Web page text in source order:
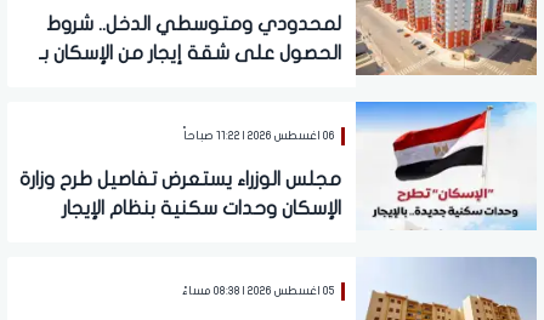
لمحدودي ومتوسطي الدخل.. شروط
الحصول على شقة إيجار من الإسكان بـ
06 اغسطس 2026 | 11:22 صباحاً
مجلس الوزراء يستعرض تفاصيل طرح وزارة
الإسكان وحدات سكنية بنظام الإيجار
05 اغسطس 2026 | 08:38 مساءً